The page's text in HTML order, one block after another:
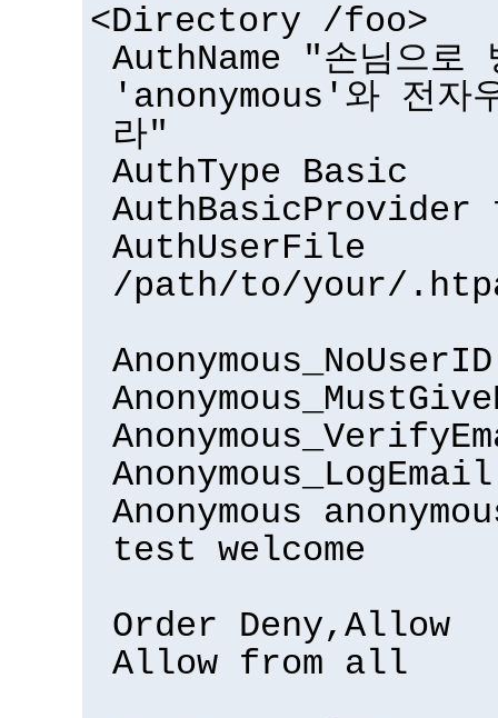
<Directory /foo>
AuthName "손님으로
'anonymous'와 전자
라"
AuthType Basic
AuthUserFile
/path/to/your/
Anonymous
test welcome
Order Deny,Allow
Allow from all